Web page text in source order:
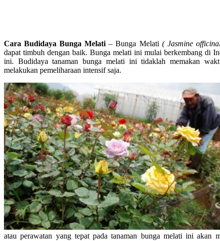
Cara Budidaya Bunga Melati – Bunga Melati ( Jasmine
dapat timbuh dengan baik. Bunga melati ini mulai berkembang di
ini. Budidaya tanaman bunga melati ini tidaklah memakan
melakukan pemeliharaan intensif saja.
atau perawatan yang tepat pada tanaman bunga melati ini akan